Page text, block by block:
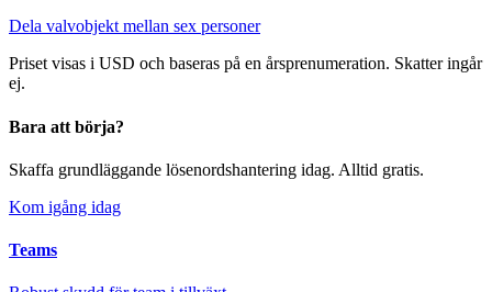
Dela valvobjekt mellan sex personer
Priset visas i USD och baseras på en årsprenumeration. Skatter ingår
ej.
Bara att börja?
Skaffa grundläggande lösenordshantering idag. Alltid gratis.
Kom igång idag
Teams